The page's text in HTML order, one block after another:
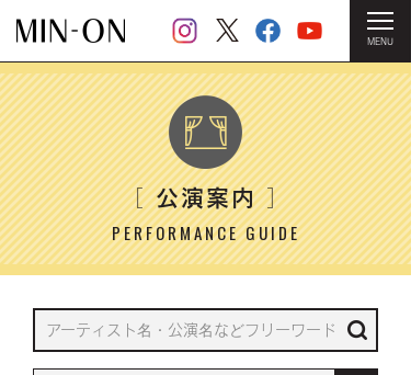
MENU
HOME ＞ 公演案内
［公演案内］
PERFORMANCE GUIDE